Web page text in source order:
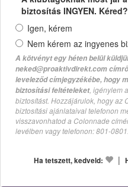
biztosítás INGYEN. Kéred?
Igen, kérem
Nem kérem az ingyenes
A kötvényt egy héten belül
neked@proaktivdirekt.com
leveleződ címjegyzékébe, hogy
biztosítási feltételeket, igénylem
biztosítást. Hozzájárulok, hogy az
biztosítási ajánlataival telefonon
visszavonhatod a Colonnade
levélben vagy telefonon: 801-0801.
Ha tetszett, kedveld: |